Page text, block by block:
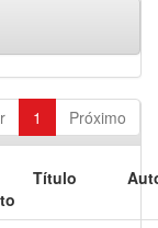
1 Próximo
Título